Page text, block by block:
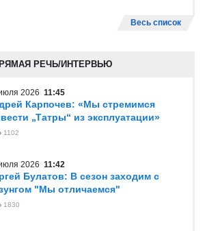
Весь список
РЕЧЬ/ИНТЕРВЬЮ
2026 11:45
Карпочев: «Мы стремимся
„Татры“ из эксплуатации»
1102
2026 11:42
Булатов: В сезон заходим с
"Мы отличаемся"
1830